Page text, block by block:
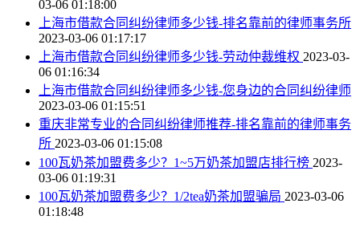
03-06 01:18:00
上海市借款合同纠纷律师多少钱-排名靠前的律师事务所
2023-03-06 01:17:17
上海市借款合同纠纷律师多少钱-劳动仲裁维权 2023-03-
06 01:16:34
上海市借款合同纠纷律师多少钱-您身边的合同纠纷律师
2023-03-06 01:15:51
重庆非常专业的合同纠纷律师推荐-排名靠前的律师事务
所 2023-03-06 01:15:08
100瓦奶茶加盟费多少？1~5万奶茶加盟店排行榜 2023-
03-06 01:19:31
100瓦奶茶加盟费多少？1/2tea奶茶加盟骗局 2023-03-06
01:18:48